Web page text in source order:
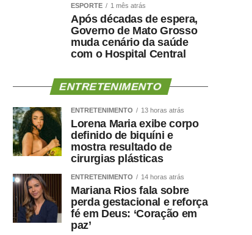
ESPORTE 1 mês atrás
Após décadas de espera,
Governo de Mato Grosso
muda cenário da saúde
com o Hospital Central
ENTRETENIMENTO
ENTRETENIMENTO 13 horas atrás
Lorena Maria exibe corpo
definido de biquíni e
mostra resultado de
cirurgias plásticas
ENTRETENIMENTO 14 horas atrás
Mariana Rios fala sobre
perda gestacional e reforça
fé em Deus: ‘Coração em
paz’